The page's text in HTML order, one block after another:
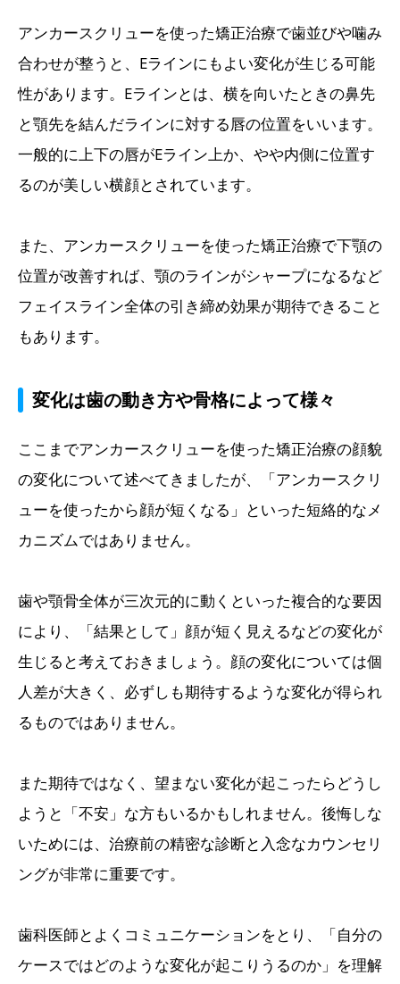
アンカースクリューを使った矯正治療で歯並びや噛み
合わせが整うと、Eラインにもよい変化が生じる可能
性があります。Eラインとは、横を向いたときの鼻先
と顎先を結んだラインに対する唇の位置をいいます。
一般的に上下の唇がEライン上か、やや内側に位置す
るのが美しい横顔とされています。
また、アンカースクリューを使った矯正治療で下顎の
位置が改善すれば、顎のラインがシャープになるなど
フェイスライン全体の引き締め効果が期待できること
もあります。
変化は歯の動き方や骨格によって様々
ここまでアンカースクリューを使った矯正治療の顔貌
の変化について述べてきましたが、「アンカースクリ
ューを使ったから顔が短くなる」といった短絡的なメ
カニズムではありません。
歯や顎骨全体が三次元的に動くといった複合的な要因
により、「結果として」顔が短く見えるなどの変化が
生じると考えておきましょう。顔の変化については個
人差が大きく、必ずしも期待するような変化が得られ
るものではありません。
また期待ではなく、望まない変化が起こったらどうし
ようと「不安」な方もいるかもしれません。後悔しな
いためには、治療前の精密な診断と入念なカウンセリ
ングが非常に重要です。
歯科医師とよくコミュニケーションをとり、「自分の
ケースではどのような変化が起こりうるのか」を理解